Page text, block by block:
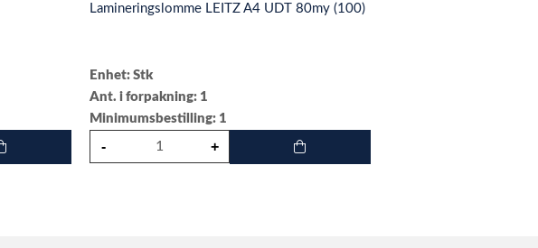
Lamineringslomme LEITZ A4 UDT 80my (100)
Enhet: Stk
Ant. i forpakning: 1
Minimumsbestilling: 1